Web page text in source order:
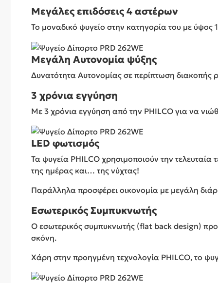
Μεγάλες επιδόσεις 4 αστέρων
Το μοναδικό ψυγείο στην κατηγορία του με
Μεγάλη Αυτονομία ψύξης
Δυνατότητα Αυτονομίας σε περίπτωση διακοπής
3 χρόνια εγγύηση
Με 3 χρόνια εγγύηση από την PHILCO για να
LED φωτισμός
Τα ψυγεία PHILCO χρησιμοποιούν την
της ημέρας και… της νύχτας!
Παράλληλα προσφέρει οικονομία με μεγάλη
Εσωτερικός Συμπυκνωτής
Ο εσωτερικός συμπυκνωτής (flat back design)
σκόνη.
Χάρη στην προηγμένη τεχνολογία PHILCO, το